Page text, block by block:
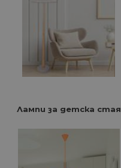
Лампи за детска стая